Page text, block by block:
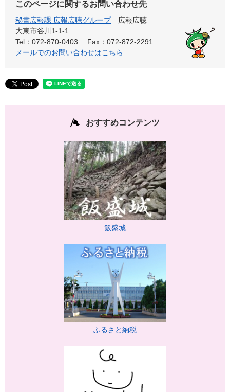
このページに関するお問い合わせ先
秘書広報課 広報広聴グループ
広報広聴
大東市谷川1-1-1
Tel：072-870-0403
Fax：072-872-2291
メールでのお問い合わせはこちら
おすすめコンテンツ
飯盛城
ふるさと納税